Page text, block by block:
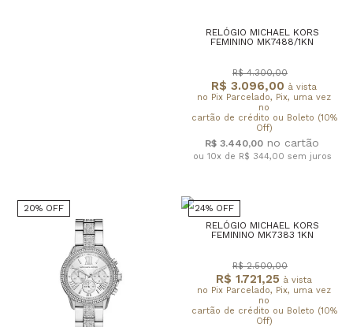
RELÓGIO MICHAEL KORS
FEMININO MK7488/1KN
R$ 3.096,00 à vista
no Pix Parcelado, Pix, uma vez
no
cartão de crédito ou Boleto (10%
Off)
R$ 4.300,00
R$ 3.440,00
ou 10x de R$ 344,00 sem juros
20% OFF
24% OFF
RELÓGIO MICHAEL KORS
FEMININO MK7383 1KN
R$ 1.721,25 à vista
no Pix Parcelado, Pix, uma vez
no
cartão de crédito ou Boleto (10%
Off)
R$ 2.500,00